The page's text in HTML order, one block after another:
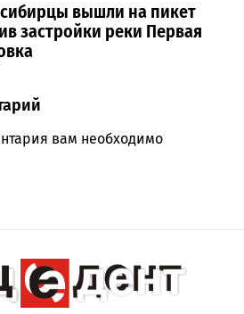
вышли на пикет
застройки реки Первая
вам необходимо